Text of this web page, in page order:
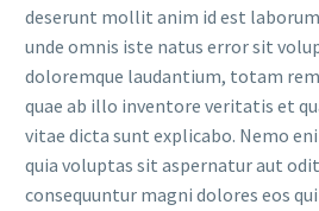
deserunt mollit anim id est
unde omnis iste natus error sit
doloremque laudantium, totam rem
quae ab illo inventore veritatis et
vitae dicta sunt explicabo. Nemo
quia voluptas sit aspernatur aut
consequuntur magni dolores eos